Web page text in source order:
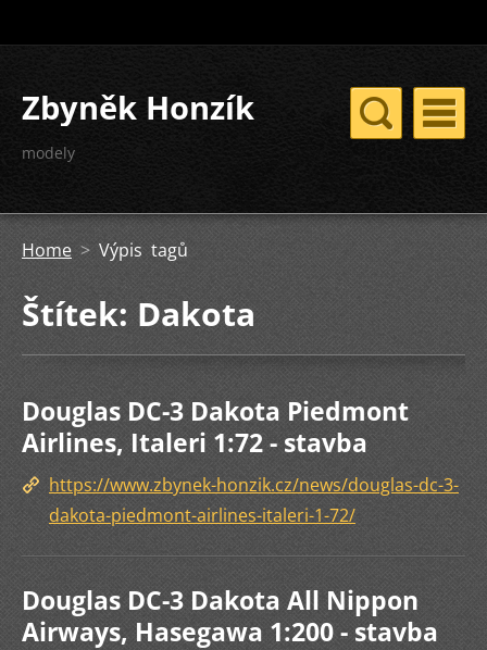
Zbyněk Honzík
modely
Home > Výpis tagů
Štítek: Dakota
Douglas DC-3 Dakota Piedmont
Airlines, Italeri 1:72 - stavba
https://www.zbynek-honzik.cz/news/douglas-dc-3-
dakota-piedmont-airlines-italeri-1-72/
Douglas DC-3 Dakota All Nippon
Airways, Hasegawa 1:200 - stavba